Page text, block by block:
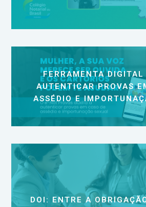
FERRAMENTA
AUTENTICAR PROVAS
ASSÉDIO E
DOI: ENTRE A